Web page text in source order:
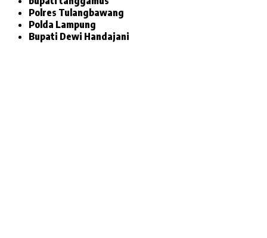
Polres Tulangbawang
Polda Lampung
Bupati Dewi Handajani